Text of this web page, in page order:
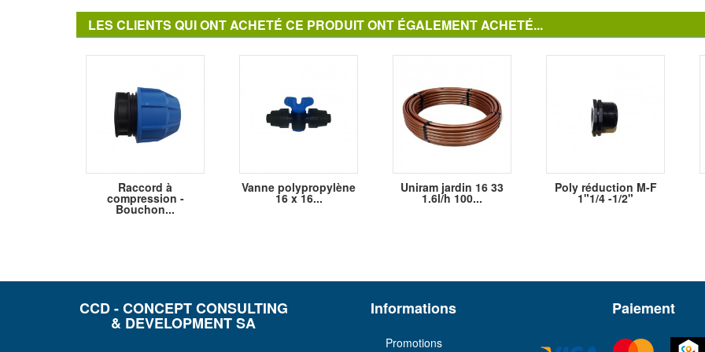
LES CLIENTS QUI ONT ACHETÉ CE PRODUIT ONT ÉGALEMENT ACHETÉ...
Raccord à
compression -
Bouchon...
Vanne polypropylène
16 x 16...
Uniram jardin 16 33
1.6l/h 100...
Poly réduction M-F
1"1/4 -1/2"
CCD - CONCEPT CONSULTING
& DEVELOPMENT SA
Informations
Promotions
Paiement